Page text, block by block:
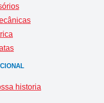
historia